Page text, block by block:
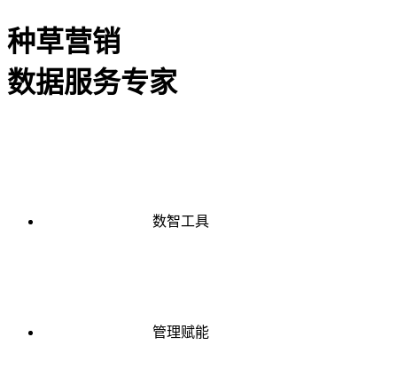
种草营销
数据服务专家
数智工具
管理赋能